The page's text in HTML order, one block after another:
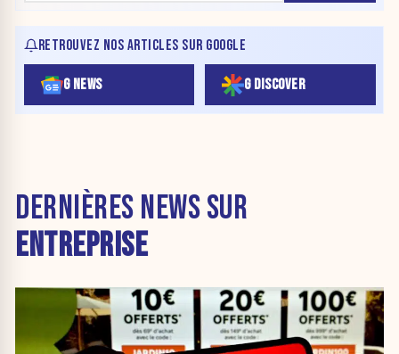
RETROUVEZ NOS ARTICLES SUR GOOGLE
G NEWS G DISCOVER
DERNIÈRES NEWS SUR
ENTREPRISE